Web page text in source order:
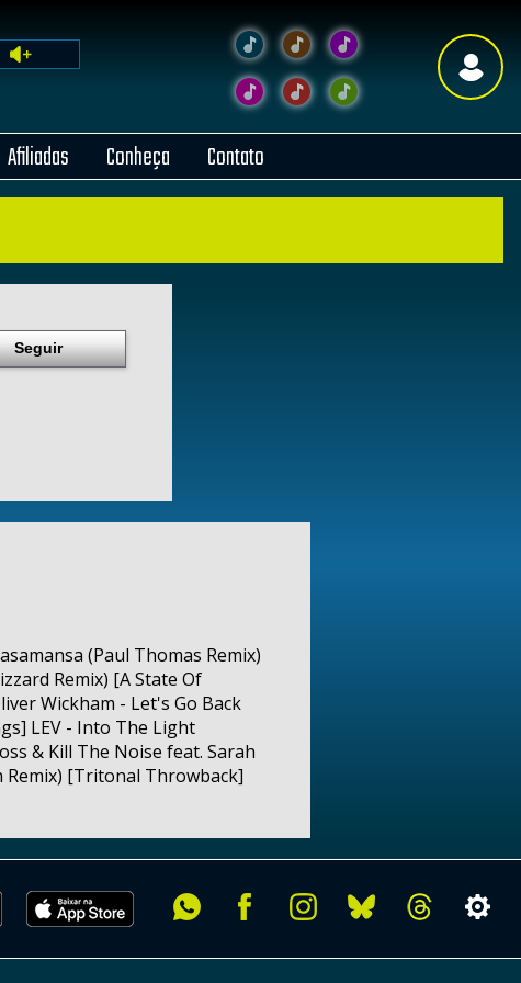
Afiliadas Conheça Contato
Seguir
(Paul Thomas Remix)
Remix) [A State Of
Wickham - Let's Go Back
LEV - Into The Light
& Kill The Noise feat. Sarah
Remix) [Tritonal Throwback]